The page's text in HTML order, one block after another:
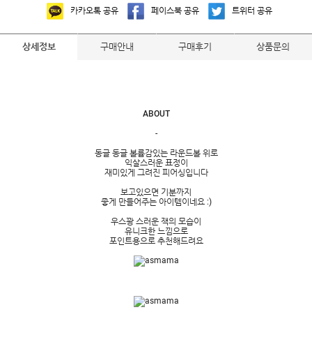
카카오톡 공유 페이스북 공유 트위터 공유
상세정보 구매안내 구매후기 상품문의
ABOUT
-
동글 동글 볼륨감있는 라운드볼 위로
익살스러운 표정이
재미있게 그려진 피어싱입니다
보고있으면 기분까지
좋게 만들어주는 아이템이네요 :)
우스꽝 스러운 잭의 모습이
유니크한 느낌으로
포인트용으로 추천해드려요